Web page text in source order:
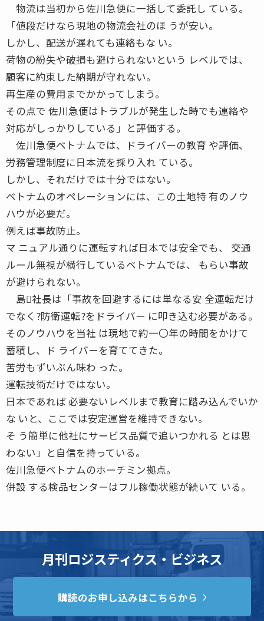
物流は当初から佐川急便に一括して委託し ている。
「値段だけなら現地の物流会社のほ うが安い。
しかし、配送が遅れても連絡もな い。
荷物の紛失や破損も避けられないという レベルでは、
顧客に約束した納期が守れない。
再生産の費用までかかってしまう。
その点で 佐川急便はトラブルが発生した時でも連絡や
対応がしっかりしている」と評価する。
佐川急便ベトナムでは、ドライバーの教育 や評価、
労務管理制度に日本流を採り入れ ている。
しかし、それだけでは十分ではない。
ベトナムのオペレーションには、この土地特 有のノウ
ハウが必要だ。
例えば事故防止。
マ ニュアル通りに運転すれば日本では安全でも、 交通
ルール無視が横行しているベトナムでは、 もらい事故
が避けられない。
島社長は「事故を回避するには単なる安 全運転だけ
でなく?防衛運転?をドライバー に叩き込む必要がある。
そのノウハウを当社 は現地で約一〇年の時間をかけて
蓄積し、ド ライバーを育ててきた。
苦労もずいぶん味わ った。
運転技術だけではない。
日本であれば 必要ないレベルまで教育に踏み込んでいか
な いと、ここでは安定運営を維持できない。
そ う簡単に他社にサービス品質で追いつかれる とは思
わない」と自信を持っている。
佐川急便ベトナムのホーチミン拠点。
併設 する検品センターはフル稼働状態が続いて いる。
月刊ロジスティクス・ビジネス
購読のお申し込みはこちらから